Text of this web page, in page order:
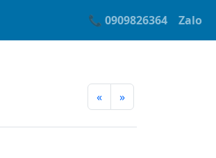
📞 0909826364 Zalo
« »